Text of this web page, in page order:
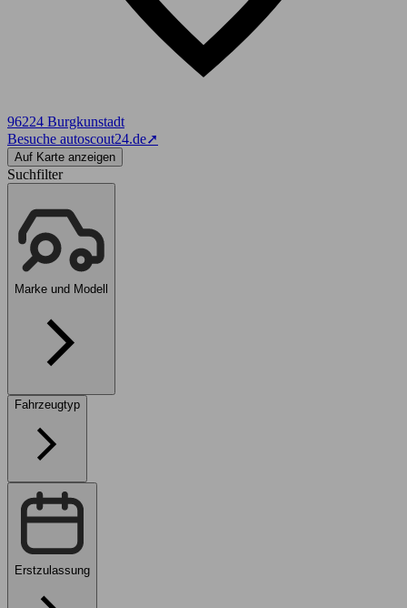
96224 Burgkunstadt
Besuche autoscout24.de➚
Auf Karte anzeigen
Suchfilter
Marke und Modell
Fahrzeugtyp
Erstzulassung